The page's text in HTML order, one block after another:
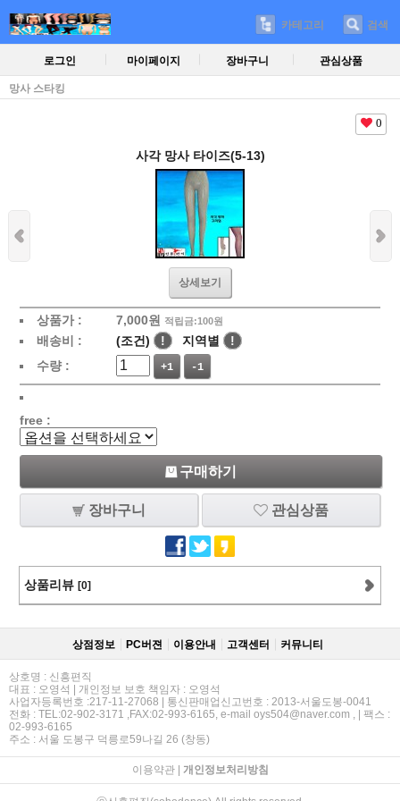
카테고리 검색
로그인 마이페이지 장바구니 관심상품
망사 스타킹
0
사각 망사 타이즈(5-13)
상세보기
상품가 : 7,000원 적립금:100원
배송비 : (조건) ! 지역별
!
수량 :
+1 -1
free :
구매하기
장바구니 관심상품
상품리뷰 [0]
상점정보 PC버젼 이용안내 고객센터 커뮤니티
상호명 : 신흥편직
대표 : 오영석 | 개인정보 보호 책임자 : 오영석
사업자등록번호 :217-11-27068 | 통신판매업신고번호 : 2013-서울도봉-0041
전화 : TEL:02-902-3171 ,FAX:02-993-6165, e-mail oys504@naver.com , | 팩스 :
02-993-6165
주소 : 서울 도봉구 덕릉로59나길 26 (창동)
이용약관| 개인정보처리방침